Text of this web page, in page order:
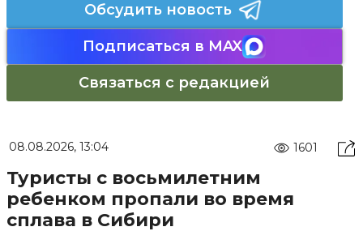
Обсудить новость
Подписаться в MAX
Связаться с редакцией
08.08.2026, 13:04 1601
Туристы с восьмилетним
ребенком пропали во время
сплава в Сибири